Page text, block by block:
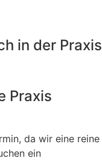
in der Praxis
Praxis
da wir eine reine
ein